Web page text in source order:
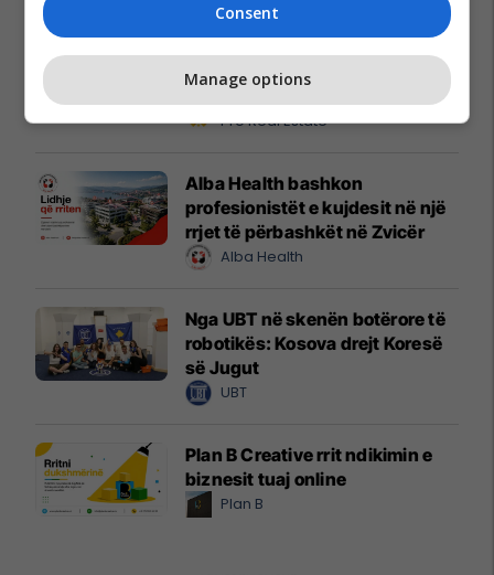
Lakrishtë – banim modern pranë
qendrës #16060
Pro Real Estate
Alba Health bashkon
profesionistët e kujdesit në një
rrjet të përbashkët në Zvicër
Alba Health
Nga UBT në skenën botërore të
robotikës: Kosova drejt Koresë
së Jugut
UBT
Plan B Creative rrit ndikimin e
biznesit tuaj online
Plan B
Consent
Manage options